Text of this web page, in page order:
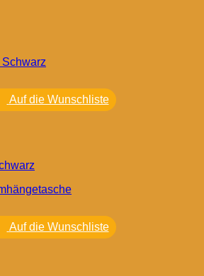
Auf die Wunschliste
Auf die Wunschliste